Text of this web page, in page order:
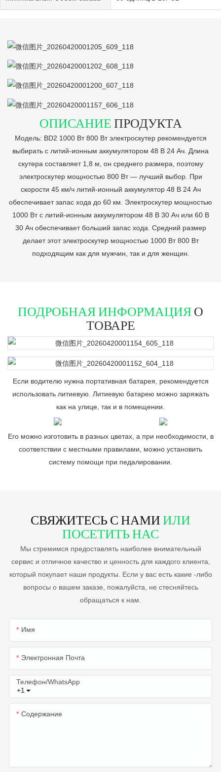
ОПИСАНИЕПРОДУКТА
Модель: BD2 1000 Вт 800 Вт электроскутер рекомендуется
выбирать с литий-ионным аккумулятором 48 В 24 Ач. Длина
скутера составляет 1,8 м, он среднего размера, поэтому
электроскутер мощностью 800 Вт — лучший выбор. При
скорости 45 км/ч литий-ионный аккумулятор 48 В 24 Ач
обеспечивает запас хода до 60 км. Электроскутер мощностью
1000 Вт с литий-ионным аккумулятором 48 В 30 Ач или 60 В
30 Ач обеспечивает больший запас хода. Средний размер
делает этот электроскутер мощностью 1000 Вт 800 Вт
подходящим как для мужчин, так и для женщин.
ПОДРОБНАЯ ИНФОРМАЦИЯО
ТОВАРЕ
Если водителю нужна портативная батарея, рекомендуется
использовать литиевую. Литиевую батарею можно заряжать
как на улице, так и в помещении.
Его можно изготовить в разных цветах, а при необходимости, в
соответствии с местными правилами, можно установить
систему помощи при педалировании.
СВЯЖИТЕСЬ С НАМИИЛИ
ПОСЕТИТЬ НАС
Мы стремимся предоставлять наиболее внимательный
сервис и отличное качество и ценность для каждого клиента,
который покупает наши продукты. Если у вас есть какие -либо
вопросы о вашем заказе, пожалуйста, не стесняйтесь
обращаться к нам.
Имя
Электронная Почта
+1
Телефон/WhatsApp
Содержание